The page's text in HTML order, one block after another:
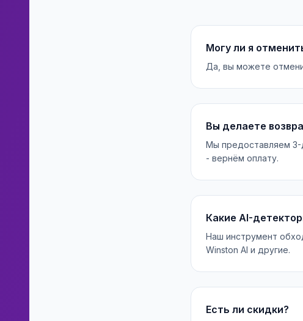
Могу ли я
Да, вы можете
Вы делаете
Мы предоставляем 3-
- вернём оплату.
Какие AI-
Наш инструмент
Winston AI и другие.
Есть ли скидки?